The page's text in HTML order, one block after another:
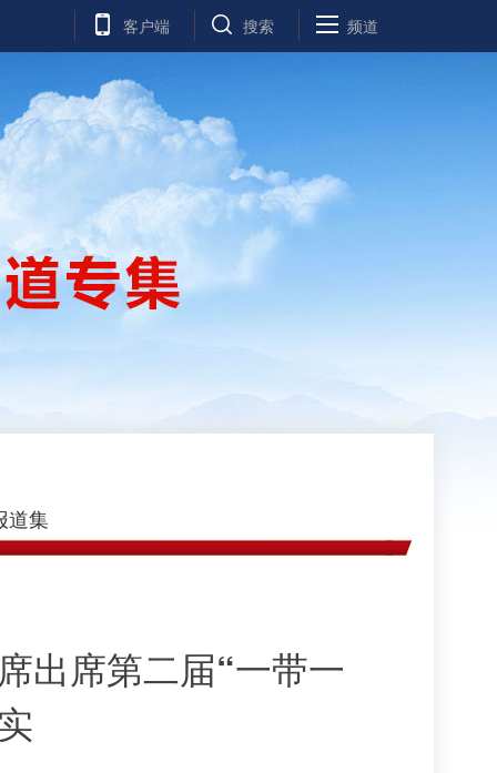
客户端 搜索 频道
道集
出席第二届“一带一